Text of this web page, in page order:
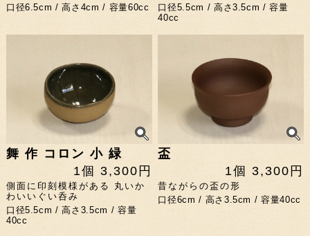
口径6.5cm / 高さ4cm / 容量60cc
口径5.5cm / 高さ3.5cm / 容量
40cc
舞 作 コロン 小 緑
1個 3,300円
側面に印刻模様がある 丸いか
わいいぐい呑み
口径5.5cm / 高さ3.5cm / 容量
40cc
盃
1個 3,300円
昔ながらの盃の形
口径6cm / 高さ3.5cm / 容量40cc